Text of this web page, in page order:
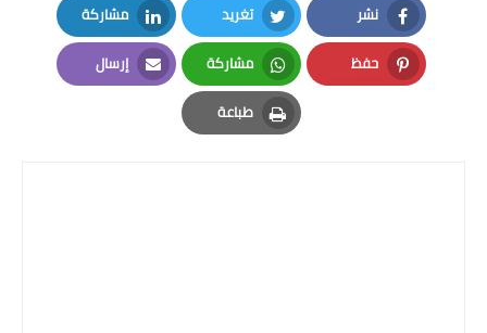
نشر
Facebook
تغريد
Twitter
مشاركة
LinkedIn
حفظ
Pinterest
مشاركة
Whatsapp
إرسال
Email
طباعة
Print